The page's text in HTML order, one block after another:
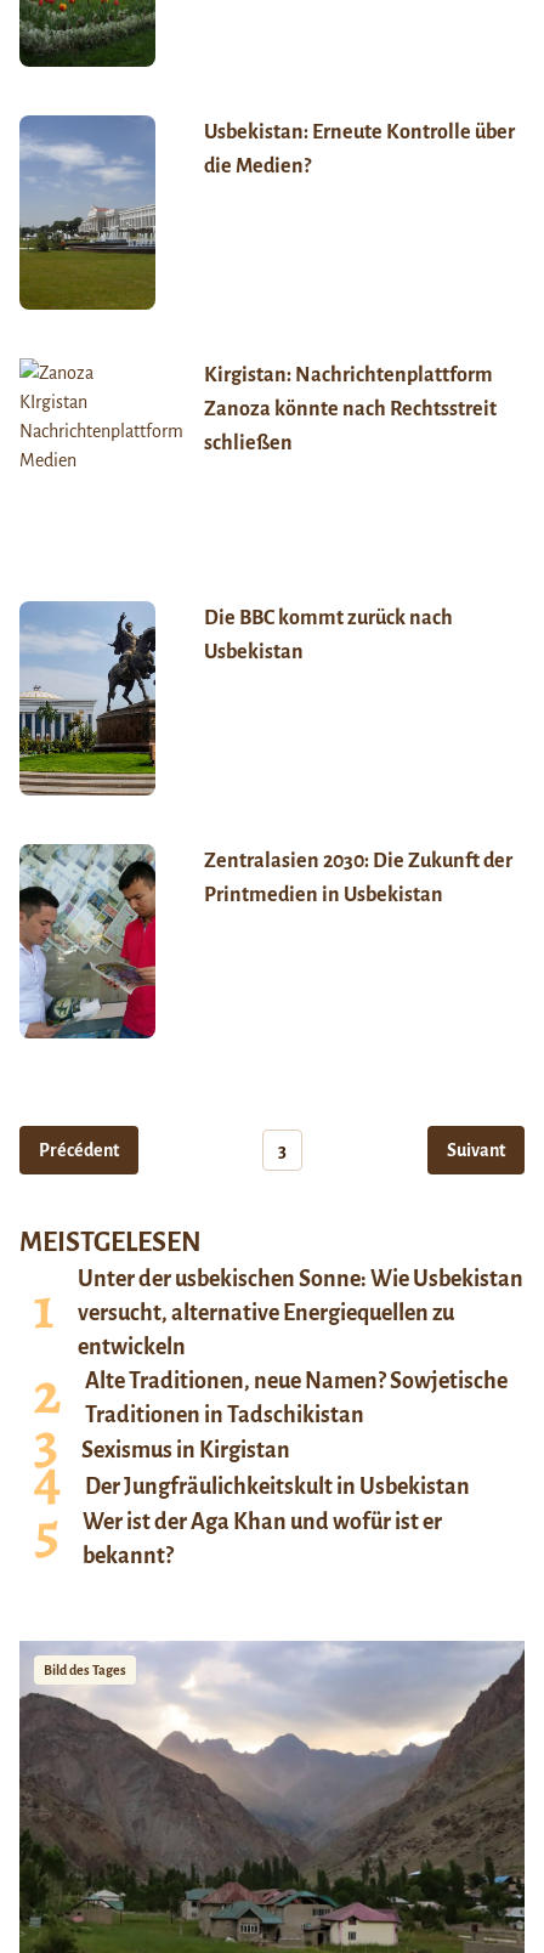
Usbekistan: Erneute Kontrolle über
die Medien?
Kirgistan: Nachrichtenplattform
Zanoza könnte nach Rechtsstreit
schließen
Die BBC kommt zurück nach
Usbekistan
Zentralasien 2030: Die Zukunft der
Printmedien in Usbekistan
Précédent 3 Suivant
MEISTGELESEN
Unter der usbekischen Sonne: Wie Usbekistan
versucht, alternative Energiequellen zu
entwickeln
Alte Traditionen, neue Namen? Sowjetische
Traditionen in Tadschikistan
Sexismus in Kirgistan
Der Jungfräulichkeitskult in Usbekistan
Wer ist der Aga Khan und wofür ist er
bekannt?
Bild des Tages